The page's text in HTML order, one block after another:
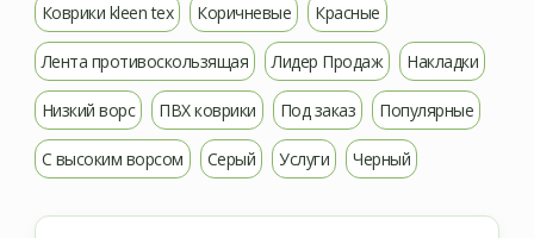
Коврики kleen tex Коричневые Красные
Лента противоскользящая Лидер Продаж Накладки
Низкий ворс ПВХ коврики Под заказ Популярные
С высоким ворсом Серый Услуги Черный